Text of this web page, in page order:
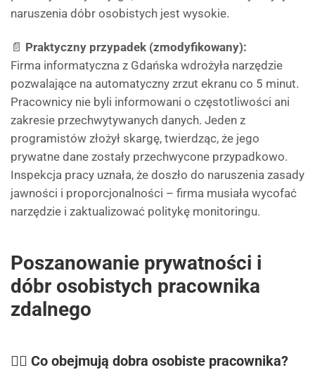
naruszenia dóbr osobistych jest wysokie.
📄 Praktyczny przypadek (zmodyfikowany):
Firma informatyczna z Gdańska wdrożyła narzędzie
pozwalające na automatyczny zrzut ekranu co 5 minut.
Pracownicy nie byli informowani o częstotliwości ani
zakresie przechwytywanych danych. Jeden z
programistów złożył skargę, twierdząc, że jego
prywatne dane zostały przechwycone przypadkowo.
Inspekcja pracy uznała, że doszło do naruszenia zasady
jawności i proporcjonalności – firma musiała wycofać
narzędzie i zaktualizować politykę monitoringu.
Poszanowanie prywatności i
dóbr osobistych pracownika
zdalnego
🧍‍♂️ Co obejmują dobra osobiste pracownika?